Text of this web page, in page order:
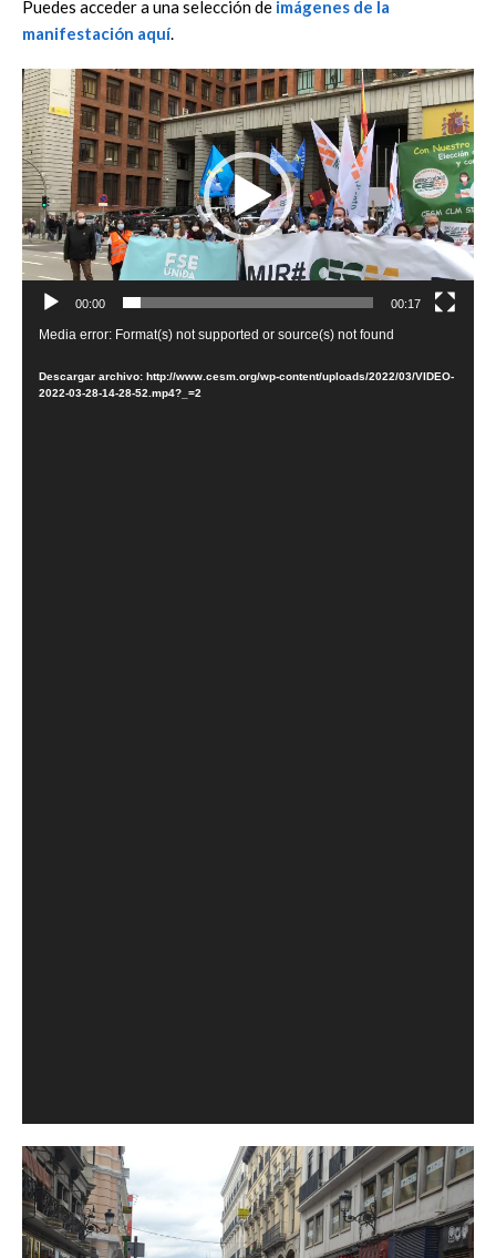
Puedes acceder a una selección de imágenes de la
manifestación aquí.
Reproductor
de
vídeo
00:00 00:17
Reproductor
vídeo
Media error: Format(s) not supported or source(s) not found
Descargar archivo: http://www.cesm.org/wp-content/uploads/2022/03/VIDEO-
2022-03-28-14-28-52.mp4?_=2